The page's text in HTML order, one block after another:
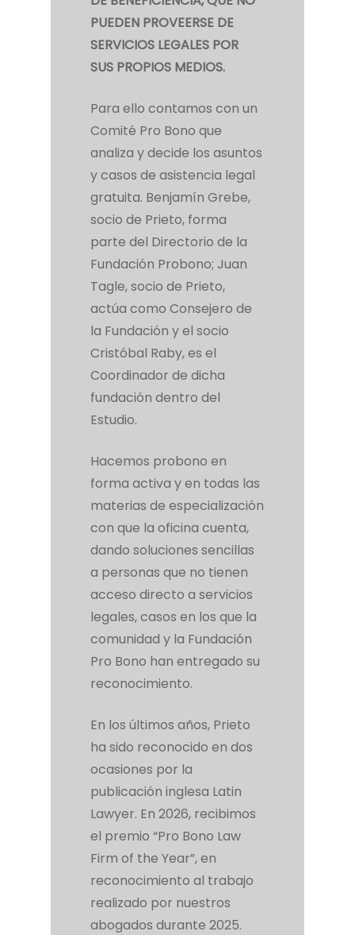
PUEDEN PROVEERSE DE
SERVICIOS LEGALES POR
SUS PROPIOS MEDIOS.
Para ello contamos con un
Comité Pro Bono que
analiza y decide los asuntos
y casos de asistencia legal
gratuita. Benjamín Grebe,
socio de Prieto, forma
parte del Directorio de la
Fundación Probono; Juan
Tagle, socio de Prieto,
actúa como Consejero de
la Fundación y el socio
Cristóbal Raby, es el
Coordinador de dicha
fundación dentro del
Estudio.
Hacemos probono en
forma activa y en todas las
materias de especialización
con que la oficina cuenta,
dando soluciones sencillas
a personas que no tienen
acceso directo a servicios
legales, casos en los que la
comunidad y la Fundación
Pro Bono han entregado su
reconocimiento.
En los últimos años, Prieto
ha sido reconocido en dos
ocasiones por la
publicación inglesa Latin
Lawyer. En 2026, recibimos
el premio “Pro Bono Law
Firm of the Year”, en
reconocimiento al trabajo
realizado por nuestros
abogados durante 2025.